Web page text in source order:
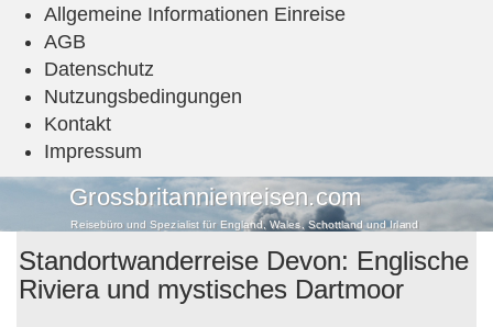
Allgemeine Informationen Einreise
AGB
Datenschutz
Nutzungsbedingungen
Kontakt
Impressum
Grossbritannienreisen.com
Reisebüro und Spezialist für England, Wales, Schottland und Irland
Standortwanderreise Devon: Englische
Riviera und mystisches Dartmoor